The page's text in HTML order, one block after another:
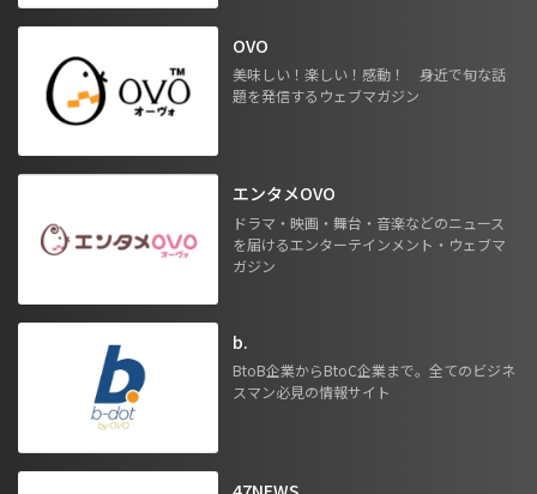
OVO
美味しい！楽しい！感動！ 身近で旬な話
題を発信するウェブマガジン
エンタメOVO
ドラマ・映画・舞台・音楽などのニュース
を届けるエンターテインメント・ウェブマ
ガジン
b.
BtoB企業からBtoC企業まで。全てのビジネ
スマン必見の情報サイト